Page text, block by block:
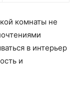
комнаты не
в интерьер
и